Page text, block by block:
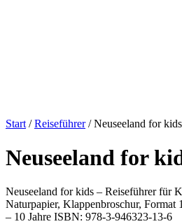
Start /Reiseführer/ Neuseeland for kids
Neuseeland for
Neuseeland for kids – Reiseführer für
Naturpapier, Klappenbroschur, Format
– 10 Jahre ISBN: 978-3-946323-13-6